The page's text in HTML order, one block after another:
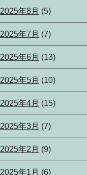
2025年8月 (5)
2025年7月 (7)
2025年6月 (13)
2025年5月 (10)
2025年4月 (15)
2025年3月 (7)
2025年2月 (9)
2025年1月 (6)